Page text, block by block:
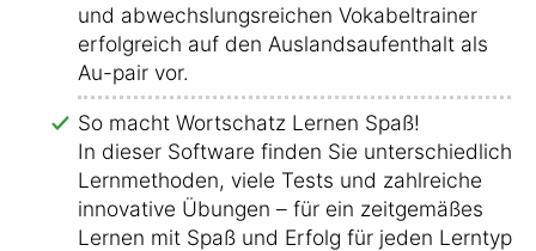
und abwechslungsreichen Vokabeltrainer
erfolgreich auf den Auslandsaufenthalt als
Au-pair vor.
So macht Wortschatz Lernen Spaß!
In dieser Software finden Sie unterschiedliche
Lernmethoden, viele Tests und zahlreiche
innovative Übungen – für ein zeitgemäßes
Lernen mit Spaß und Erfolg für jeden Lerntyp!